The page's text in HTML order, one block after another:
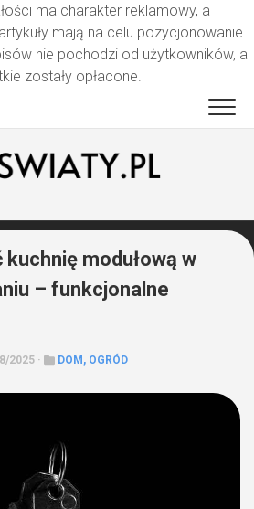
ma charakter reklamowy, a
mają na celu pozycjonowanie
nie pochodzi od użytkowników, a
zostały opłacone.
modułową w
– funkcjonalne
2025 · DOM, OGRÓD